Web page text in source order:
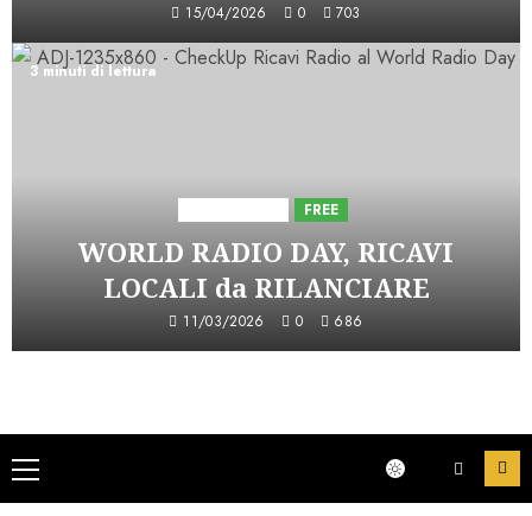
15/04/2026 0 703
3 minuti di lettura
FREE
WORLD RADIO DAY, RICAVI
LOCALI da RILANCIARE
11/03/2026 0 686
Menu
principale